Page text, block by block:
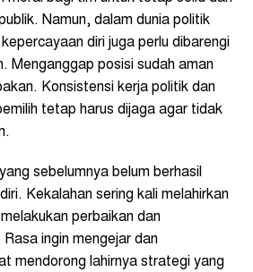
Namun, dalam dunia politik
diri juga perlu dibarengi
Menganggap posisi sudah aman
Konsistensi kerja politik dan
tetap harus dijaga agar tidak
sebelumnya belum berhasil
Kekalahan sering kali melahirkan
perbaikan dan
ingin mengejar dan
mendorong lahirnya strategi yang